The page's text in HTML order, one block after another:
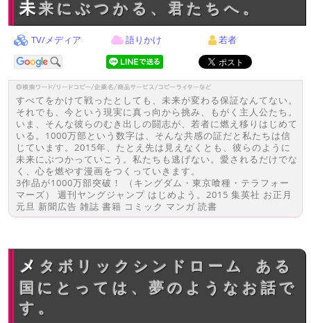
未来にぶつかる、君たちへ。
TV/メディア 語りかけ 若者
すべてをかけて戦ったとしても、未来が変わる保証なんてない。
それでも、今という現実に真っ向から挑み、もがく主人公たち。
いま、そんな彼らのむき出しの闘志が、若者に燃え移りはじめて
いる。1000万部という数字は、そんな共感の証だと私たちは信
じています。2015年、たとえ先は見えなくとも、彼らのように
未来にぶつかっていこう。私たちも逃げない。愛されるだけでな
く、心を燃やす漫画をつくっていきます。
3作品が1000万部突破！ （キングダム・東京喰種・テラフォー
マーズ） 週刊ヤングジャンプ はじめよう。2015 集英社 お正月
元旦 新聞広告 雑誌 書籍 コミック マンガ 読書
メタボリックシンドローム ある
国にとっては、夢のようなお話で
す。